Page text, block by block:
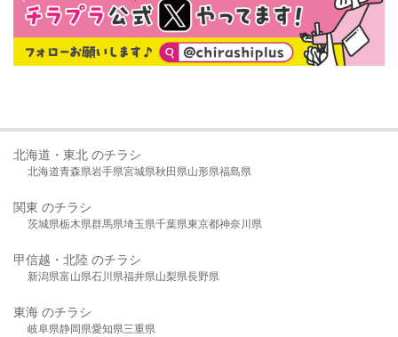
北海道・東北 のチラシ
北海道青森県岩手県宮城県秋田県山形県福島県
関東 のチラシ
茨城県栃木県群馬県埼玉県千葉県東京都神奈川県
甲信越・北陸 のチラシ
新潟県富山県石川県福井県山梨県長野県
東海 のチラシ
岐阜県静岡県愛知県三重県